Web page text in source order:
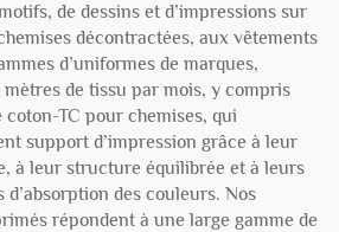
de dessins et d’impressions sur
décontractées, aux vêtements
d’uniformes de marques,
de tissu par mois, y compris
coton-TC pour chemises, qui
support d’impression grâce à leur
à leur structure équilibrée et à leurs
des couleurs. Nos
répondent à une large gamme de